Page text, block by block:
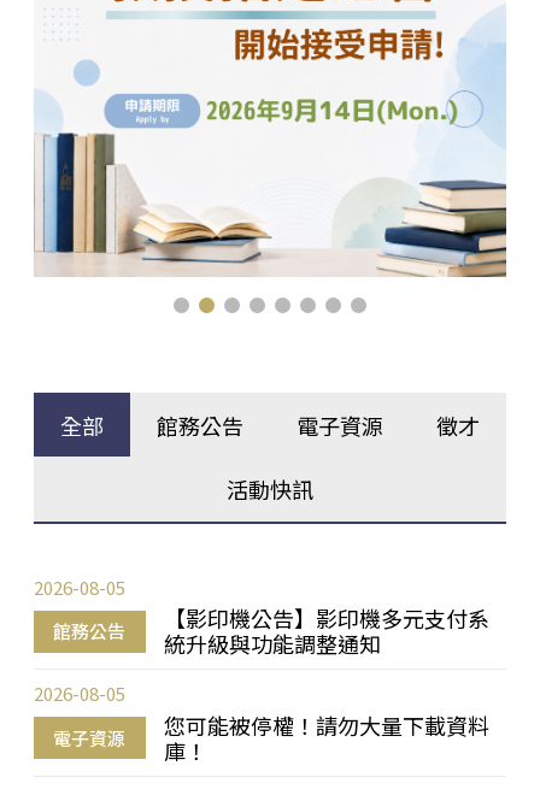
全部 館務公告 電子資源 徵才
活動快訊
館務公告
【影印機公告】影印機多元支付系
統升級與功能調整通知
2026-08-05
電子資源
您可能被停權！請勿大量下載資料
庫！
2026-08-05